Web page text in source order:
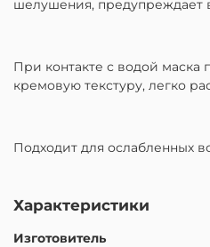
шелушения, предупреждает
При контакте с водой маска
кремовую текстуру, легко
Подходит для ослабленных
Характеристики
Изготовитель